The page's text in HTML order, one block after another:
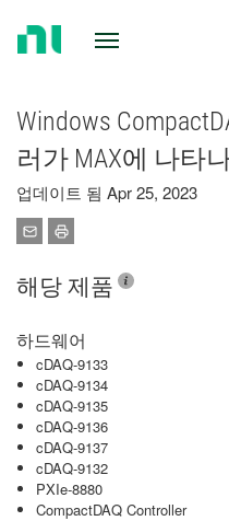
Windows
러가 MAX에 나타
업데이트 됨 Apr 25, 2023
해당 제품
하드웨어
cDAQ-9133
cDAQ-9134
cDAQ-9135
cDAQ-9136
cDAQ-9137
cDAQ-9132
PXIe-8880
CompactDAQ Controller